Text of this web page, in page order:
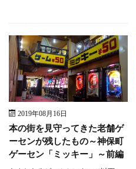
2019年08月16日
本の街を見守ってきた老舗ゲ
ーセンが残したもの～神保町
ゲーセン「ミッキー」～前編